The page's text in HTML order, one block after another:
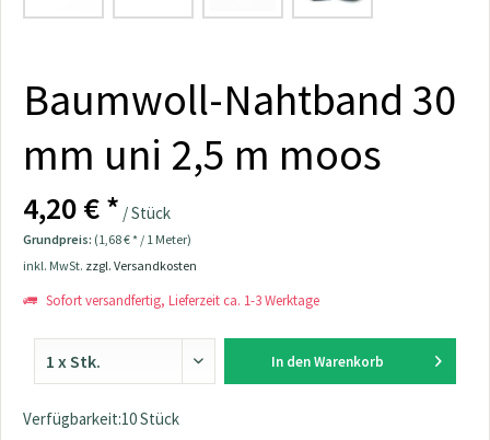
Baumwoll-Nahtband 30
mm uni 2,5 m moos
4,20 € * / Stück
Grundpreis: (1,68 € * / 1 Meter)
inkl. MwSt. zzgl. Versandkosten
Sofort versandfertig, Lieferzeit ca. 1-3 Werktage
In den Warenkorb
Verfügbarkeit:10 Stück